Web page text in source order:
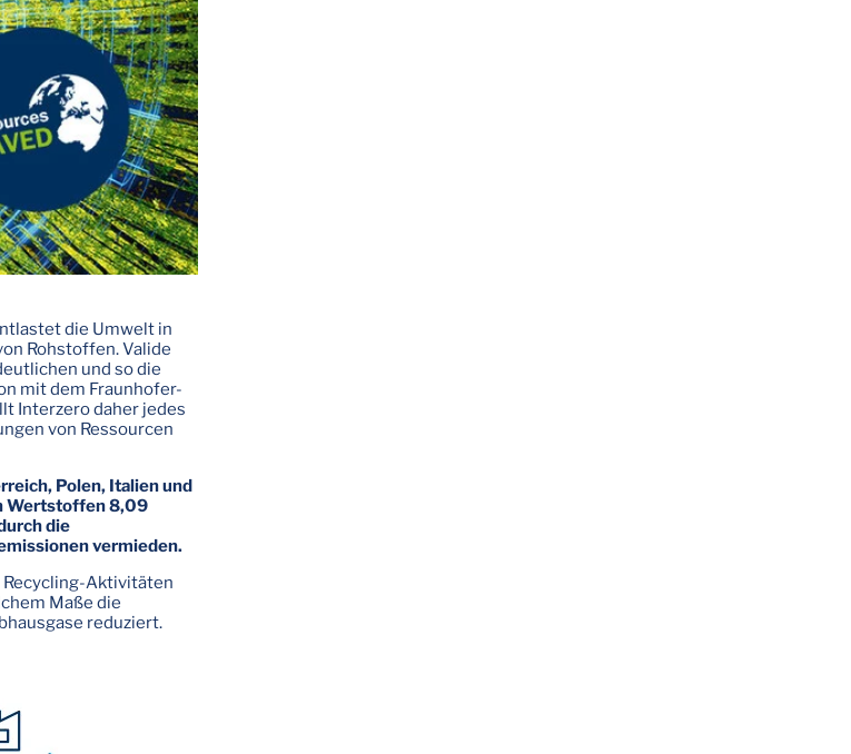
die Umwelt in
Rohstoffen. Valide
und so die
mit dem Fraunhofer-
Interzero daher jedes
von Ressourcen
Polen, Italien und
Wertstoffen 8,09
die
vermieden.
Recycling-Aktivitäten
Maße die
reduziert.